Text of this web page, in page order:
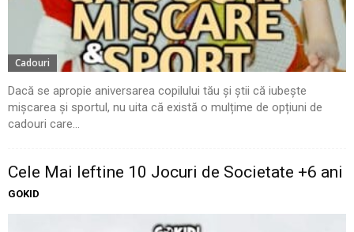
Cadouri
Dacă se apropie aniversarea copilului tău și știi că iubește
mișcarea și sportul, nu uita că există o mulțime de opțiuni de
cadouri care...
Cele Mai Ieftine 10 Jocuri de Societate +6 ani
GOKID